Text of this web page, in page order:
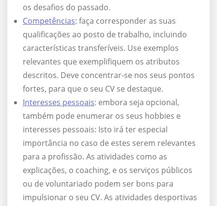
os desafios do passado.
Competências: faça corresponder as suas
qualificações ao posto de trabalho, incluindo
características transferíveis. Use exemplos
relevantes que exemplifiquem os atributos
descritos. Deve concentrar-se nos seus pontos
fortes, para que o seu CV se destaque.
Interesses pessoais: embora seja opcional,
também pode enumerar os seus hobbies e
interesses pessoais: Isto irá ter especial
importância no caso de estes serem relevantes
para a profissão. As atividades como as
explicações, o coaching, e os serviços públicos
ou de voluntariado podem ser bons para
impulsionar o seu CV. As atividades desportivas